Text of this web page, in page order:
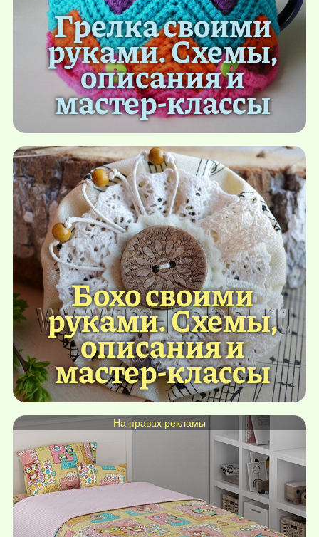
Грелка своими
руками. Схемы,
описания и
мастер-классы
Бохо своими
руками. Схемы,
описания и
мастер-классы
На правах рекламы